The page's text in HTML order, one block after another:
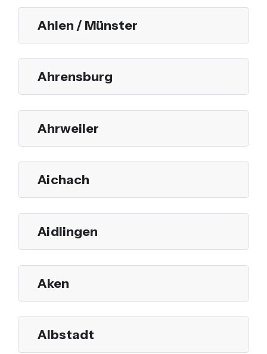
Ahlen / Münster
Ahrensburg
Ahrweiler
Aichach
Aidlingen
Aken
Albstadt